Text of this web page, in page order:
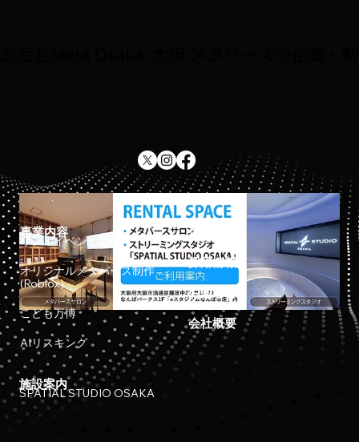
事業内容
リアルイベント開催
オリジナルメタバース制作
(Roblox)
こども万博
AIリスキング
施設案内
SPATIAL STUDIO OSAKA
ホーム
採用情報
お知らせ
会社概要